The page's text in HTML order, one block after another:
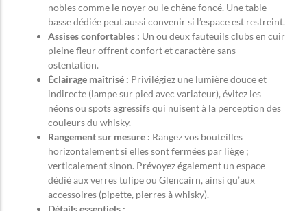
nobles comme le noyer ou le chêne foncé. Une table
basse dédiée peut aussi convenir si l’espace est restreint.
Assises confortables : Un ou deux fauteuils clubs en cuir
pleine fleur offrent confort et caractère sans
ostentation.
Éclairage maîtrisé : Privilégiez une lumière douce et
indirecte (lampe sur pied avec variateur), évitez les
néons ou spots agressifs qui nuisent à la perception des
couleurs du whisky.
Rangement sur mesure : Rangez vos bouteilles
horizontalement si elles sont fermées par liège ;
verticalement sinon. Prévoyez également un espace
dédié aux verres tulipe ou Glencairn, ainsi qu’aux
accessoires (pipette, pierres à whisky).
Détails essentiels :